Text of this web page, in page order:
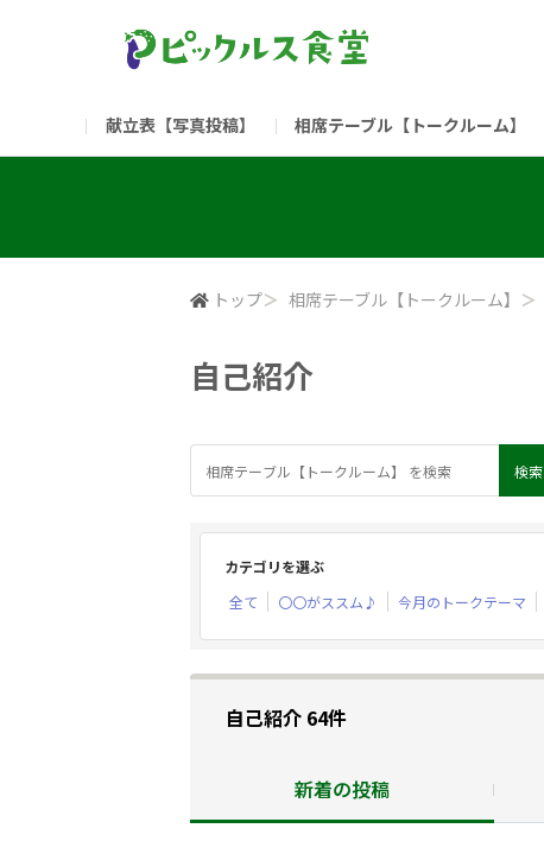
献立表【写真投稿】 相席テーブル【トークルーム】
（リンク）ご飯がススム ブランドサイト
トップ＞ 相席テーブル【トークルーム】 ＞
自己紹介
カテゴリを選ぶ
全て
〇〇がススム♪ 今月のトークテーマ
自己紹介 64件
新着の投稿